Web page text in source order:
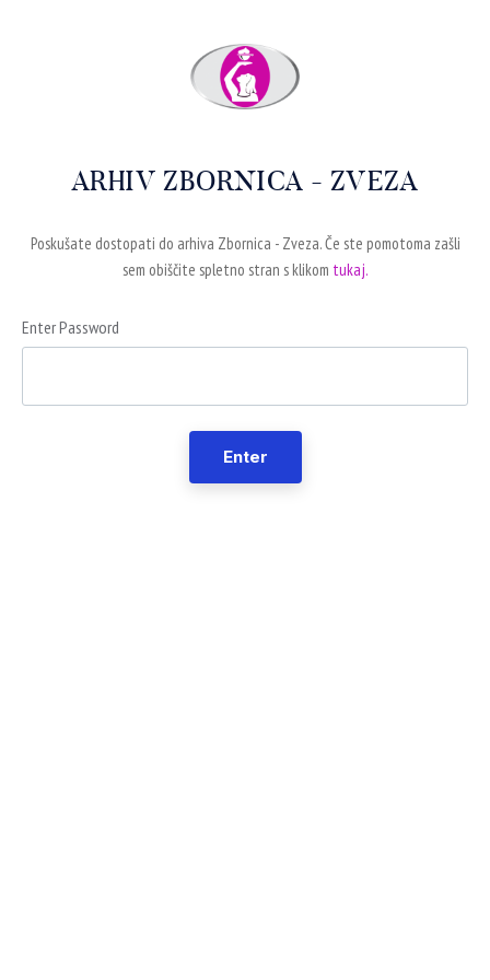
ARHIV ZBORNICA - ZVEZA
Poskušate dostopati do arhiva Zbornica - Zveza. Če ste pomotoma zašli
sem obiščite spletno stran s klikom tukaj.
Enter Password
Enter